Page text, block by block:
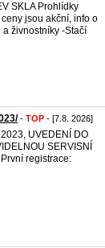
SKLA Prohlídky
jsou akční, info o
živnostníky -Stačí
- TOP - [7.8. 2026]
UVEDENÍ DO
SERVISNÍ
registrace: